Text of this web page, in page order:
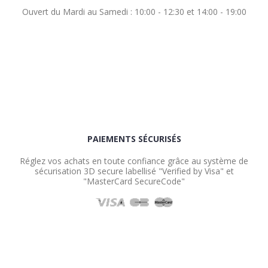
Ouvert du Mardi au Samedi : 10:00 - 12:30 et 14:00 - 19:00
PAIEMENTS SÉCURISÉS
Réglez vos achats en toute confiance grâce au système de
sécurisation 3D secure labellisé "Verified by Visa" et
"MasterCard SecureCode"